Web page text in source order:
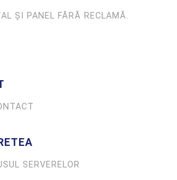
ȘI PANEL FĂRĂ RECLAMĂ.
SERVERELOR